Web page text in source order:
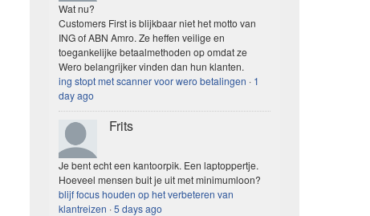
Wat nu?
Customers First is blijkbaar niet het motto van
ING of ABN Amro. Ze heffen veilige en
toegankelijke betaalmethoden op omdat ze
Wero belangrijker vinden dan hun klanten.
ing stopt met scanner voor wero betalingen · 1
day ago
Frits
Je bent echt een kantoorpik. Een laptoppertje.
Hoeveel mensen buit je uit met minimumloon?
blijf focus houden op het verbeteren van
klantreizen ·5 days ago